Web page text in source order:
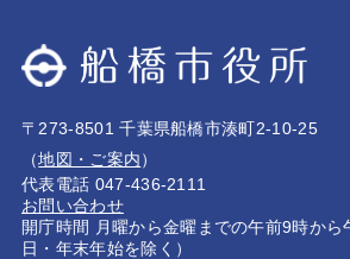
〒273-8501 千葉県船橋市湊町2-10-25
（地図・ご案内）
代表電話 047-436-2111
お問い合わせ
開庁時間 月曜から金曜までの午前9時か
日・年末年始を除く）